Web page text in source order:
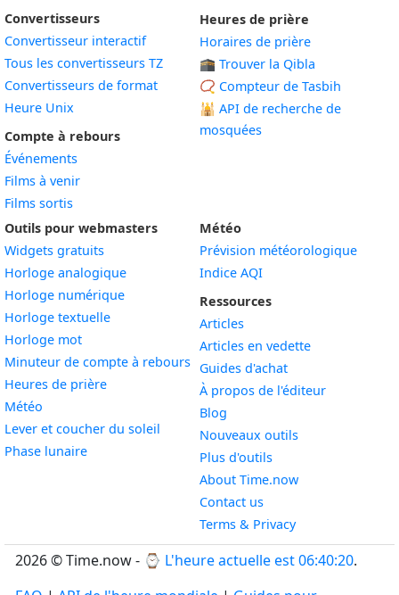
Convertisseurs
Convertisseur interactif
Tous les convertisseurs TZ
Convertisseurs de format
Heure Unix
Compte à rebours
Événements
Films à venir
Films sortis
Heures de prière
Horaires de prière
🕋 Trouver la Qibla
📿 Compteur de Tasbih
🕌 API de recherche de
mosquées
Outils pour webmasters
Widgets gratuits
Horloge analogiqueWidget
Horloge numériqueWidget
Horloge textuelleWidget
Horloge motWidget
Minuteur de compte à rebours Widget
Heures de prièreWidget
Météo
Lever et coucher du soleil
Phase lunaireWidget
Météo
Prévision météorologique
Indice AQI
Ressources
Articles
Articles en vedette
Guides d'achat
À propos de l'éditeur
Blog
Nouveaux outils
Plus d'outils
About Time.now
Contact us
Terms & Privacy
2026 © Time.now - ⌚ L'heure actuelle est 06:40:20.